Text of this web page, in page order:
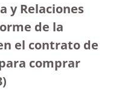
y Relaciones
de la
el contrato de
para comprar
)